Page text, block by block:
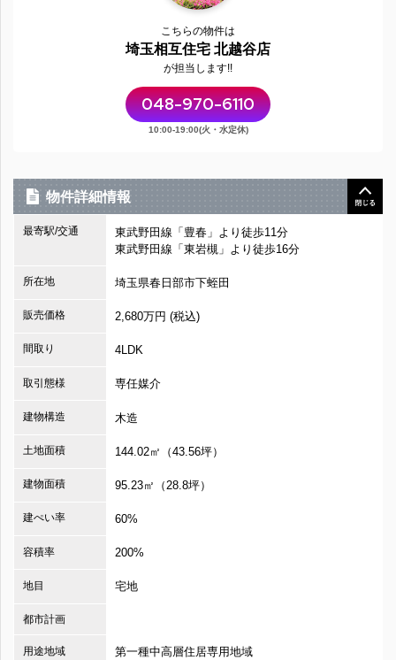
こちらの物件は
埼玉相互住宅 北越谷店
が担当します!!
048-970-6110
10:00-19:00(火・水定休)
物件詳細情報
最寄駅/交通
東武野田線「豊春」より徒歩11分
東武野田線「東岩槻」より徒歩16分
所在地 埼玉県春日部市下蛭田
販売価格 2,680万円 (税込)
間取り 4LDK
取引態様 専任媒介
建物構造 木造
土地面積 144.02㎡（43.56坪）
建物面積 95.23㎡（28.8坪）
建ぺい率 60%
容積率 200%
地目 宅地
都市計画
用途地域 第一種中高層住居専用地域